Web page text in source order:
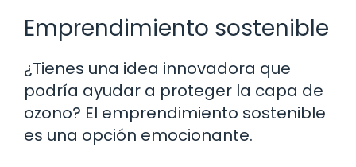
Emprendimiento sostenible
¿Tienes una idea innovadora que
podría ayudar a proteger la capa de
ozono? El emprendimiento sostenible
es una opción emocionante.